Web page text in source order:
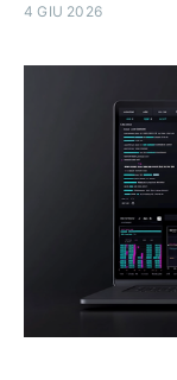
4 GIU 2026